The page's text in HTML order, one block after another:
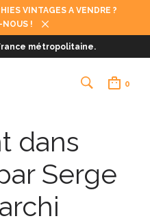
VINTAGES A VENDRE ?
!
métropolitaine.
0
dans
Serge